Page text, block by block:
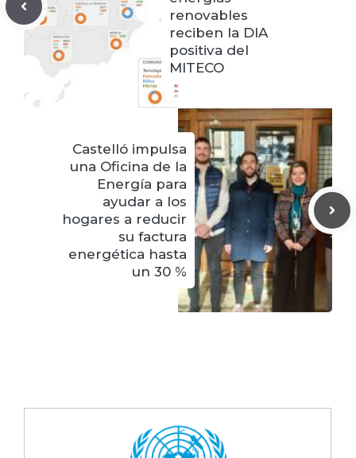
renovables
reciben la DIA
positiva del
MITECO
Castelló impulsa
una Oficina de la
Energía para
ayudar a los
hogares a reducir
su factura
energética hasta
un 30 %